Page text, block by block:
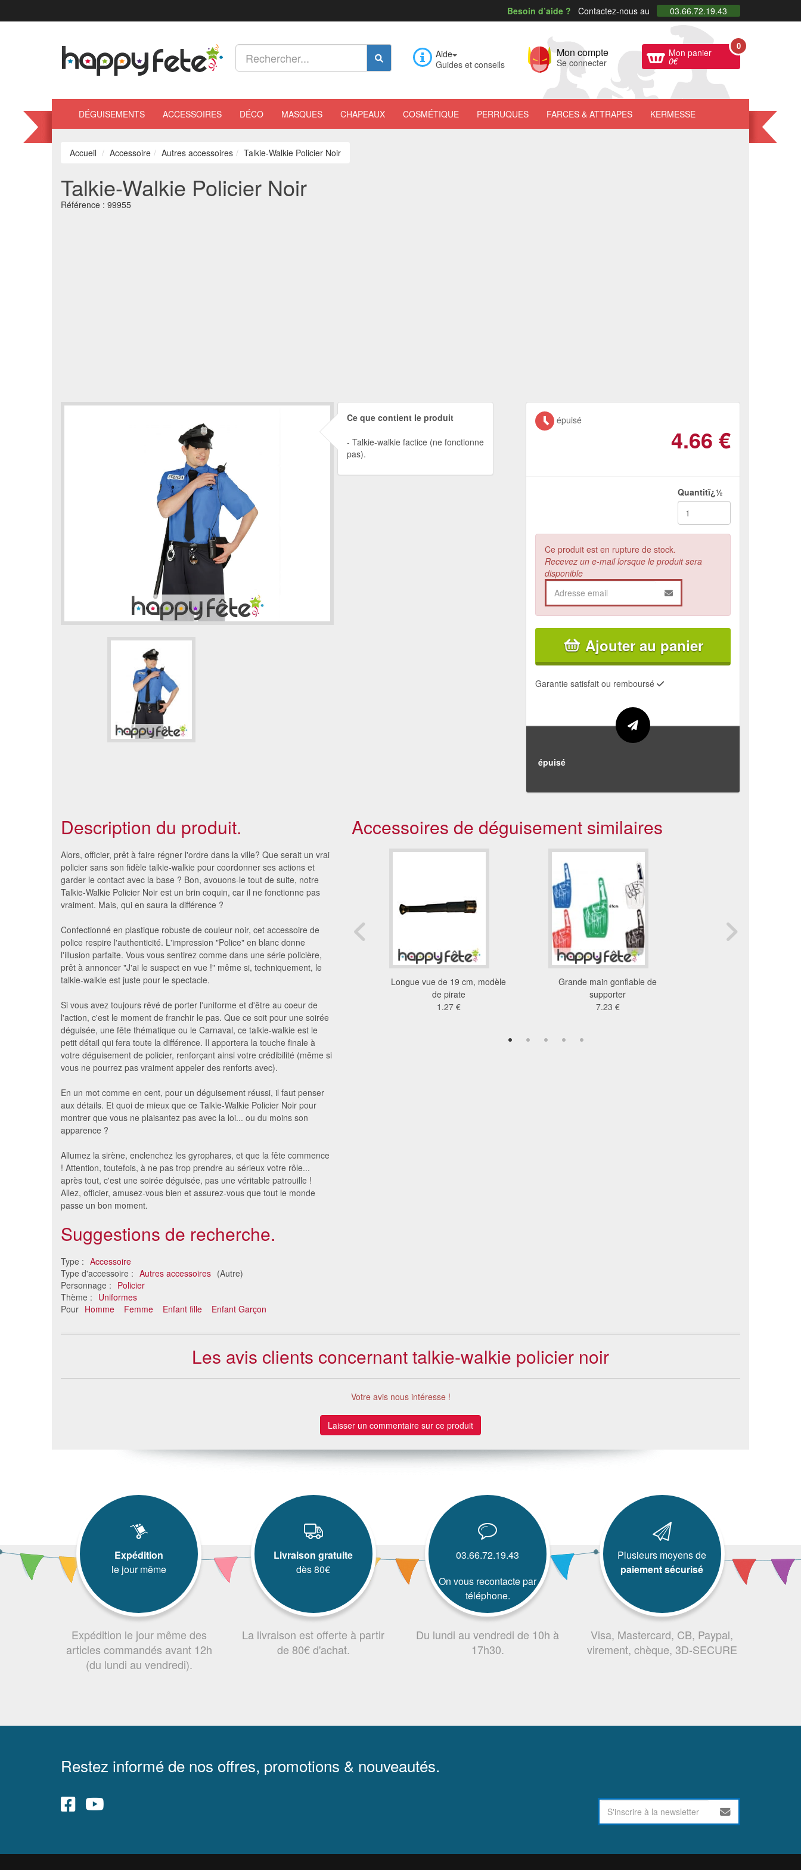
Besoin d’aide ? Contactez-nous au 03.66.72.19.43
Aide
Guides et conseils
Mon compte
Se connecter
Mon panier
0€
0
DÉGUISEMENTS ACCESSOIRES DÉCO MASQUES CHAPEAUX COSMÉTIQUE PERRUQUES FARCES & ATTRAPES KERMESSE
Accueil Accessoire Autres accessoires Talkie-Walkie Policier Noir
Talkie-Walkie Policier Noir
Référence : 99955
Ce que contient le produit
Talkie-walkie factice (ne fonctionne
pas).
épuisé
4.66 €
Quantitï¿½
Ce produit est en rupture de stock.
Recevez un e-mail lorsque le produit sera
disponible
Ajouter au panier
Garantie satisfait ou remboursé
épuisé
Description du produit.
Alors, officier, prêt à faire régner l'ordre dans la ville? Que serait un vrai
policier sans son fidèle talkie-walkie pour coordonner ses actions et
garder le contact avec la base ? Bon, avouons-le tout de suite, notre
Talkie-Walkie Policier Noir est un brin coquin, car il ne fonctionne pas
vraiment. Mais, qui en saura la différence ?
Confectionné en plastique robuste de couleur noir, cet accessoire de
police respire l'authenticité. L'impression "Police" en blanc donne
l'illusion parfaite. Vous vous sentirez comme dans une série policière,
prêt à annoncer "J'ai le suspect en vue !" même si, techniquement, le
talkie-walkie est juste pour le spectacle.
Si vous avez toujours rêvé de porter l'uniforme et d'être au coeur de
l'action, c'est le moment de franchir le pas. Que ce soit pour une soirée
déguisée, une fête thématique ou le Carnaval, ce talkie-walkie est le
petit détail qui fera toute la différence. Il apportera la touche finale à
votre déguisement de policier, renforçant ainsi votre crédibilité (même si
vous ne pourrez pas vraiment appeler des renforts avec).
En un mot comme en cent, pour un déguisement réussi, il faut penser
aux détails. Et quoi de mieux que ce Talkie-Walkie Policier Noir pour
montrer que vous ne plaisantez pas avec la loi... ou du moins son
apparence ?
Allumez la sirène, enclenchez les gyrophares, et que la fête commence
! Attention, toutefois, à ne pas trop prendre au sérieux votre rôle...
après tout, c'est une soirée déguisée, pas une véritable patrouille !
Allez, officier, amusez-vous bien et assurez-vous que tout le monde
passe un bon moment.
Suggestions de recherche.
Type : Accessoire
Type d'accessoire : Autres accessoires (Autre)
Personnage : Policier
Thème : Uniformes
Pour Homme Femme Enfant fille Enfant Garçon
Accessoires de déguisement similaires
Extincteur gonflable
6.21 €
Longue vue de 19 cm, modèle
de pirate
1.27 €
Grande main gonflable de
supporter
7.23 €
Les avis clients concernant talkie-walkie policier noir
Votre avis nous intéresse !
Laisser un commentaire sur ce produit
Expédition
le jour même
Expédition le jour même des
articles commandés avant 12h
(du lundi au vendredi).
Livraison gratuite
dès 80€
La livraison est offerte à partir
de 80€ d'achat.
03.66.72.19.43
On vous recontacte par
téléphone.
Du lundi au vendredi de 10h à
17h30.
Plusieurs moyens de
paiement sécurisé
Visa, Mastercard, CB, Paypal,
virement, chèque, 3D-SECURE
Restez informé de nos offres, promotions & nouveautés.